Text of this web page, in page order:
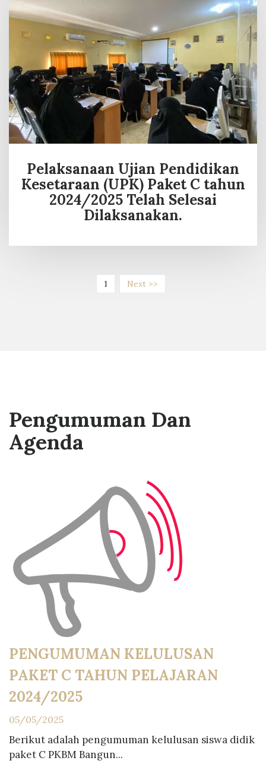
Pelaksanaan Ujian Pendidikan
Kesetaraan (UPK) Paket C tahun
2024/2025 Telah Selesai
Dilaksanakan.
1(current)Next >>
Pengumuman Dan
Agenda
PENGUMUMAN KELULUSAN
PAKET C TAHUN PELAJARAN
2024/2025
05/05/2025
Berikut adalah pengumuman kelulusan siswa didik
paket C PKBM Bangun...